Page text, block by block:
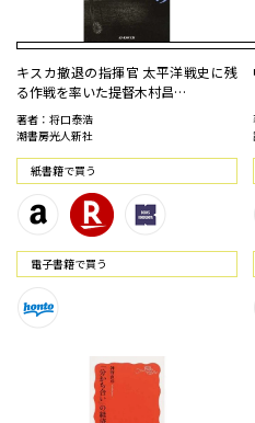
キスカ撤退の指揮官 太平洋戦史に残
る作戦を率いた提督木村昌…
著者：将口泰浩
潮書房光人新社
紙書籍で買う
電⼦書籍で買う